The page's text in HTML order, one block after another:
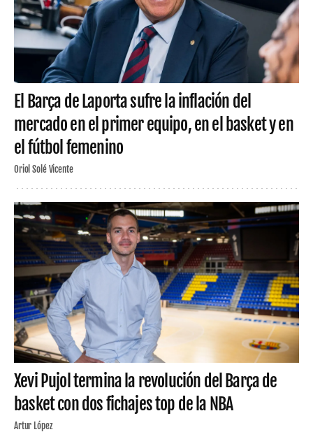
El Barça de Laporta sufre la inflación del
mercado en el primer equipo, en el basket y en
el fútbol femenino
Oriol Solé Vicente
Xevi Pujol termina la revolución del Barça de
basket con dos fichajes top de la NBA
Artur López